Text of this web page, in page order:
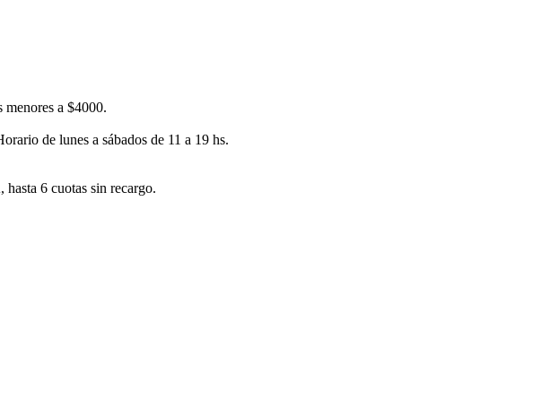
menores a $4000.
de lunes a sábados de 11 a 19 hs.
6 cuotas sin recargo.